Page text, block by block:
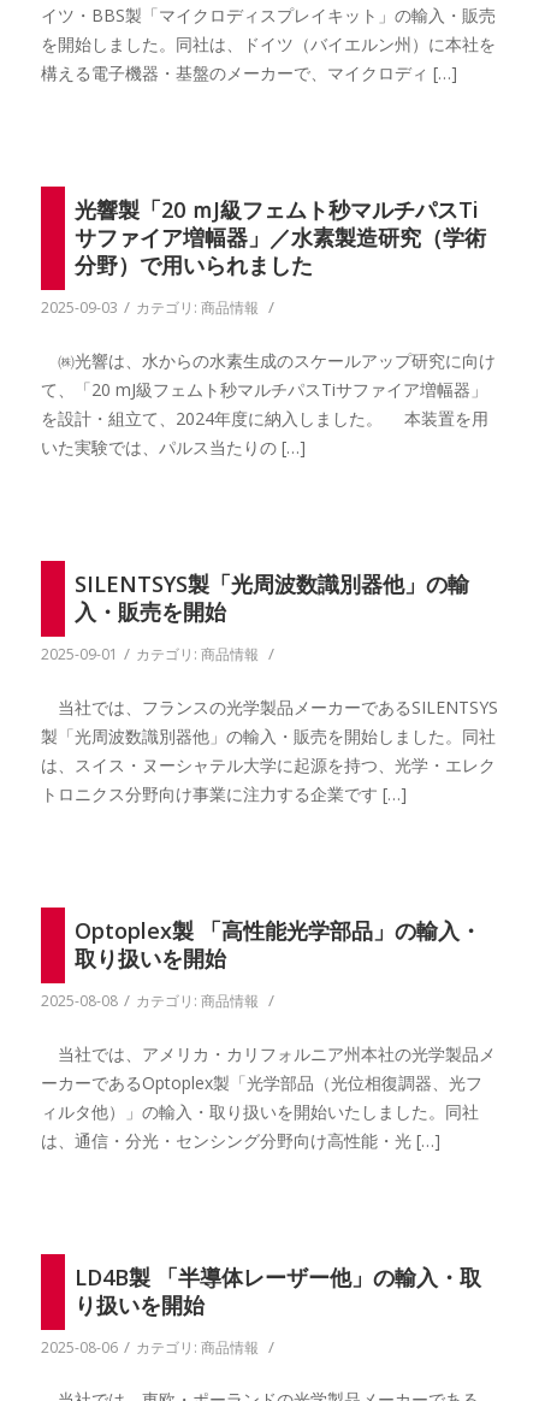
イツ・BBS製「マイクロディスプレイキット」の輸入・販売
を開始しました。同社は、ドイツ（バイエルン州）に本社を
構える電子機器・基盤のメーカーで、マイクロディ […]
光響製「20 ｍJ級フェムト秒マルチパスTi
サファイア増幅器」／水素製造研究（学術
分野）で用いられました
2025-09-03 / カテゴリ: 商品情報 /
㈱光響は、水からの水素生成のスケールアップ研究に向け
て、「20 mJ級フェムト秒マルチパスTiサファイア増幅器」
を設計・組立て、2024年度に納入しました。 本装置を用
いた実験では、パルス当たりの […]
SILENTSYS製「光周波数識別器他」の輸
入・販売を開始
2025-09-01 / カテゴリ: 商品情報 /
当社では、フランスの光学製品メーカーであるSILENTSYS
製「光周波数識別器他」の輸入・販売を開始しました。同社
は、スイス・ヌーシャテル大学に起源を持つ、光学・エレク
トロニクス分野向け事業に注力する企業です […]
Optoplex製 「高性能光学部品」の輸入・
取り扱いを開始
2025-08-08 / カテゴリ: 商品情報 /
当社では、アメリカ・カリフォルニア州本社の光学製品メ
ーカーであるOptoplex製「光学部品（光位相復調器、光フ
ィルタ他）」の輸入・取り扱いを開始いたしました。同社
は、通信・分光・センシング分野向け高性能・光 […]
LD4B製 「半導体レーザー他」の輸入・取
り扱いを開始
2025-08-06 / カテゴリ: 商品情報 /